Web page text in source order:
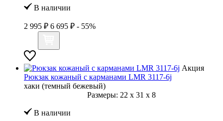
В наличии
2 995 ₽ 6 695 ₽ - 55%
Акция
Рюкзак кожаный с карманами LMR 3117-6j
хаки (темный бежевый)
Размеры: 22 x 31 x 8
В наличии